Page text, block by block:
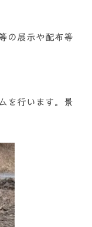
の展示や配布等
を行います。景